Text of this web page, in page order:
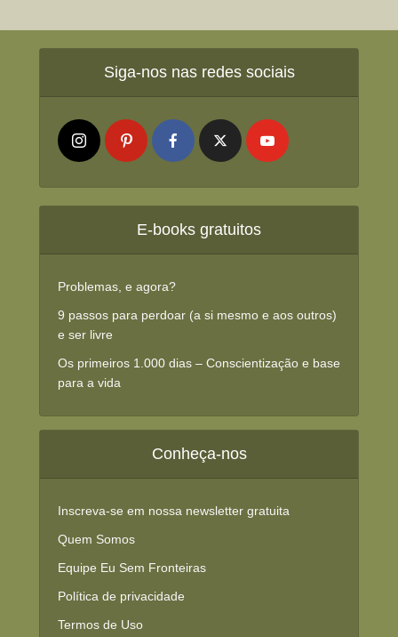
Siga-nos nas redes sociais
E-books gratuitos
Problemas, e agora?
9 passos para perdoar (a si mesmo e aos outros)
e ser livre
Os primeiros 1.000 dias – Conscientização e base
para a vida
Conheça-nos
Inscreva-se em nossa newsletter gratuita
Quem Somos
Equipe Eu Sem Fronteiras
Política de privacidade
Termos de Uso